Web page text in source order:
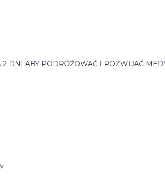
DNI ABY PODRÓŻOWAĆ I ROZWIJAĆ